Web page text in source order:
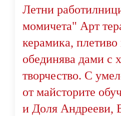
Летни
момичета" Арт
керамика, плетиво
обединява дами с
творчество. С
от майсторите
и Доля Андрееви,